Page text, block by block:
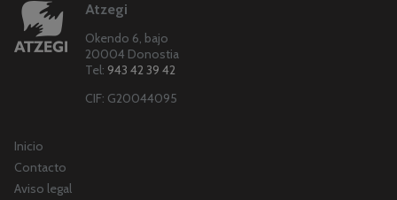
Atzegi
Okendo 6, bajo
20004 Donostia
Tel: 943 42 39 42
CIF: G20044095
Inicio
Contacto
Aviso legal